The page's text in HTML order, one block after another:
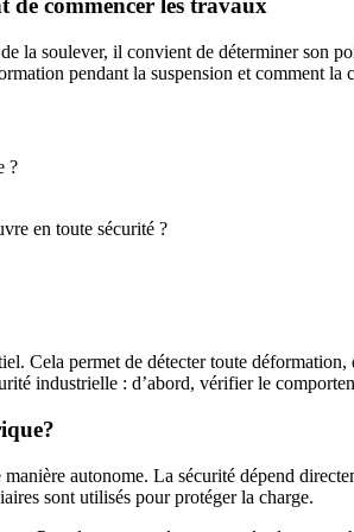
de commencer les travaux
la soulever, il convient de déterminer son
pendant la suspension et comment la
?
en toute sécurité ?
Cela permet de détecter toute
industrielle : d’abord, vérifier le
autonome. La sécurité dépend
sont utilisés pour protéger la charge.